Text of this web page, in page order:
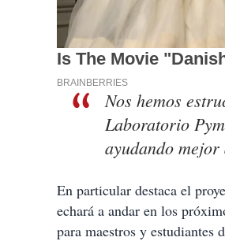
Nos hemos
Laboratorio
ayudando
En particular destaca el
echará a andar en los
para maestros y estudiantes